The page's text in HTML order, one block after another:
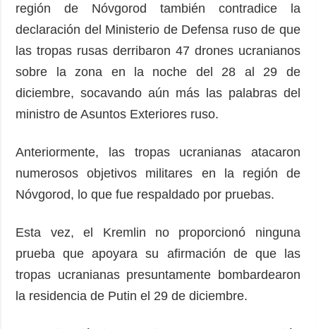
región de Nóvgorod también contradice la
declaración del Ministerio de Defensa ruso de que
las tropas rusas derribaron 47 drones ucranianos
sobre la zona en la noche del 28 al 29 de
diciembre, socavando aún más las palabras del
ministro de Asuntos Exteriores ruso.
Anteriormente, las tropas ucranianas atacaron
numerosos objetivos militares en la región de
Nóvgorod, lo que fue respaldado por pruebas.
Esta vez, el Kremlin no proporcionó ninguna
prueba que apoyara su afirmación de que las
tropas ucranianas presuntamente bombardearon
la residencia de Putin el 29 de diciembre.